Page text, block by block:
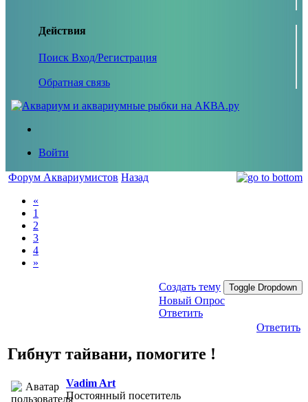
Действия
Поиск Вход/Регистрация
Обратная связь
Войти
Форум Аквариумистов Назад
«
1
2
3
4
»
Создать тему Toggle Dropdown
Новый Опрос
Ответить
Ответить
Гибнут тайвани, помогите !
Vadim Art
Постоянный посетитель